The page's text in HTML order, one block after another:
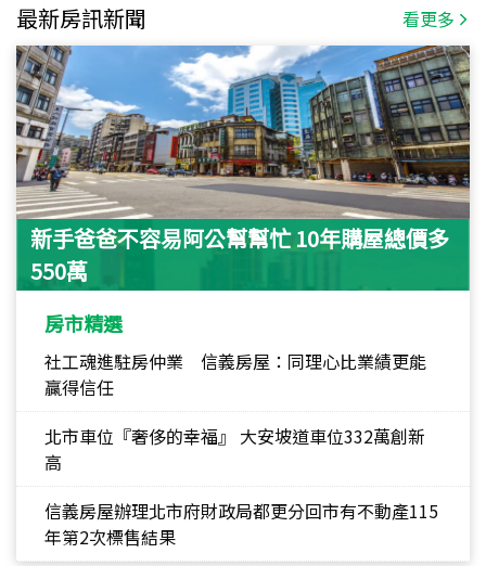
最新房訊新聞 看更多
新手爸爸不容易阿公幫幫忙 10年購屋總價多
550萬
房市精選
社工魂進駐房仲業 信義房屋：同理心比業績更能
贏得信任
北市車位『奢侈的幸福』 大安坡道車位332萬創新
高
信義房屋辦理北市府財政局都更分回市有不動產115
年第2次標售結果